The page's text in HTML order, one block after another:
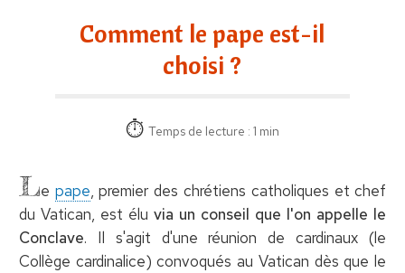
Comment le pape est-il
choisi ?
Temps de lecture : 1 min
Le pape, premier des chrétiens catholiques et chef
du Vatican, est élu via un conseil que l'on appelle le
Conclave. Il s'agit d'une réunion de cardinaux (le
Collège cardinalice) convoqués au Vatican dès que le